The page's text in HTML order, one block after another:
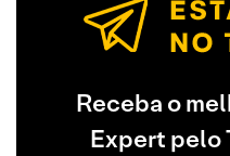
Receba o
Expert pelo